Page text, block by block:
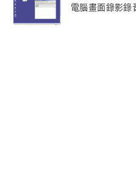
電腦畫面錄影